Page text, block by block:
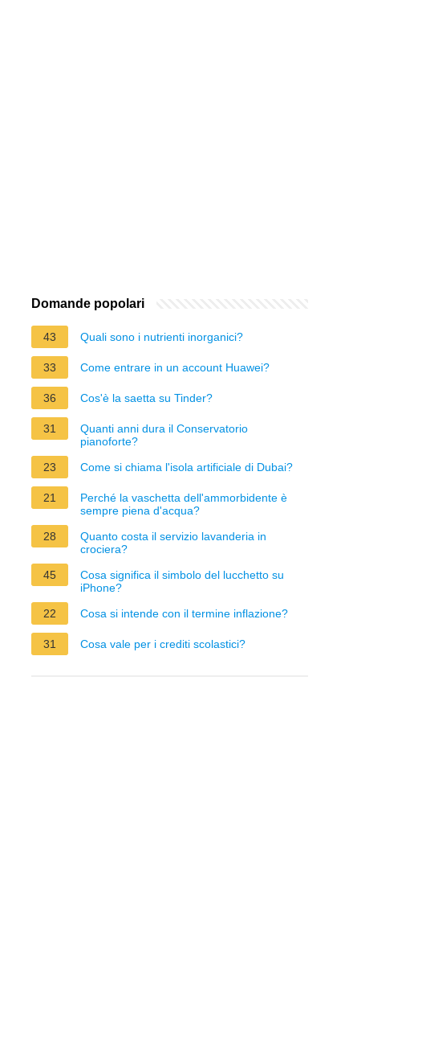
Domande popolari
43 Quali sono i nutrienti inorganici?
33 Come entrare in un account Huawei?
36 Cos'è la saetta su Tinder?
31
Quanti anni dura il Conservatorio
pianoforte?
23
Come si chiama l'isola artificiale di Dubai?
21
Perché la vaschetta dell'ammorbidente è
sempre piena d'acqua?
28
Quanto costa il servizio lavanderia in
crociera?
45
Cosa significa il simbolo del lucchetto su
iPhone?
22
Cosa si intende con il termine inflazione?
31 Cosa vale per i crediti scolastici?